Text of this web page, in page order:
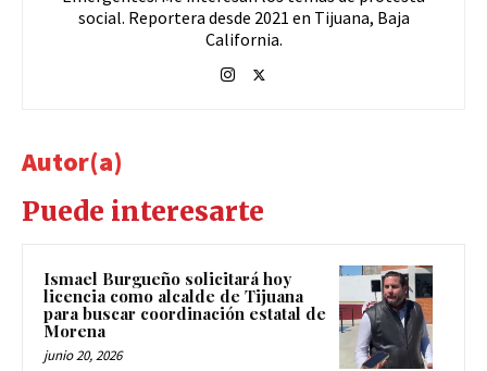
social. Reportera desde 2021 en Tijuana, Baja
California.
Autor(a)
Puede interesarte
Ismael Burgueño solicitará hoy
licencia como alcalde de Tijuana
para buscar coordinación estatal de
Morena
junio 20, 2026